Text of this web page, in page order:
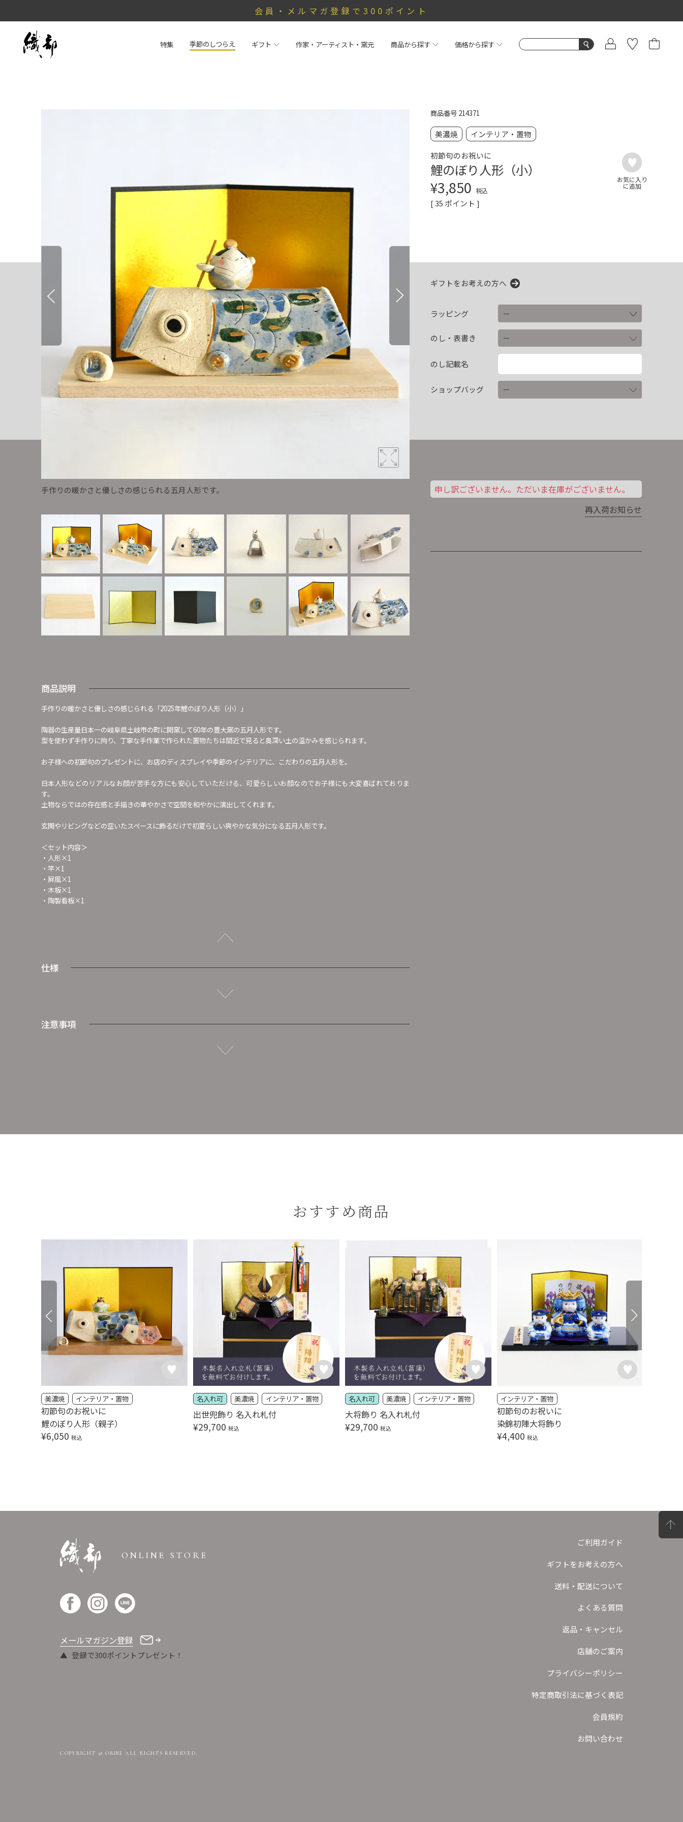
会員・メルマガ登録で300ポイント
特集 季節のしつらえ ギフト 作家・アーティスト・窯元 商品から探す 価格から探す
手作りの暖かさと優しさの感じられる五月人形です。 土岐市の町に開窯して60年の豊大窯の五月人形です。
商品説明
手作りの暖かさと優しさの感じられる「2025年鯉のぼり人形（小）」
陶器の生産量日本一の岐阜県土岐市の町に開窯して60年の豊大窯の五月人形です。
型を使わず手作りに拘り、丁寧な手作業で作られた置物たちは間近で見ると奥深い土の温かみを感じられます。
お子様への初節句のプレゼントに、お店のディスプレイや季節のインテリアに、こだわりの五月人形を。
日本人形などのリアルなお顔が苦手な方にも安心していただける、可愛らしいお顔なのでお子様にも大変喜ばれておりま
す。
土物ならではの存在感と手描きの華やかさで空間を和やかに演出してくれます。
玄関やリビングなどの空いたスペースに飾るだけで初夏らしい爽やかな気分になる五月人形です。
＜セット内容＞
・人形×1
・竿×1
・屏風×1
・木板×1
・陶製看板×1
仕様
注意事項
商品番号 214371
美濃焼 インテリア・置物
初節句のお祝いに
鯉のぼり人形（小）
¥3,850 税込
[35 ポイント ]
ギフトをお考えの方へ
ラッピング
のし・表書き
のし記載名
ショップバッグ
申し訳ございません。ただいま在庫がございません。
再入荷お知らせ
おすすめ商品
鯉のぼり人形（親子）
美濃焼 インテリア・置物
¥6,050 税込
初節句のお祝いに 出世兜飾り 名入れ札付
名入れ可 美濃焼 インテリア・置物
¥29,700 税込
大将飾り 名入れ札付
名入れ可 美濃焼 インテリア・置物
¥29,700 税込 染錦初陣大将飾り
インテリア・置物
¥4,400 税込
初節句のお祝いに
ONLINE STORE
メールマガジン登録
登録で300ポイントプレゼント！
ご利用ガイド
ギフトをお考えの方へ
送料・配送について
よくある質問
返品・キャンセル
店舗のご案内
プライバシーポリシー
特定商取引法に基づく表記
会員規約
お問い合わせ
COPYRIGHT © ORIBE ALL RIGHTS RESERVED.